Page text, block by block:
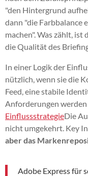
"den Hintergrund
dann "die Farbbalance
machen". Was zählt,
die Qualität des
In einer Logik der
nützlich, wenn sie die
Feed, eine stabile
Anforderungen
EinflussstrategieDie
nicht umgekehrt. Key
aber das
Adobe Express für